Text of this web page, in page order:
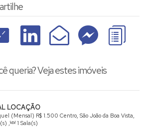
queria? Veja estes imóveis
LOCAÇÃO
R$ 1.500
(Mensal)
Centro, São João da Boa Vista,
, 1 Sala(s)